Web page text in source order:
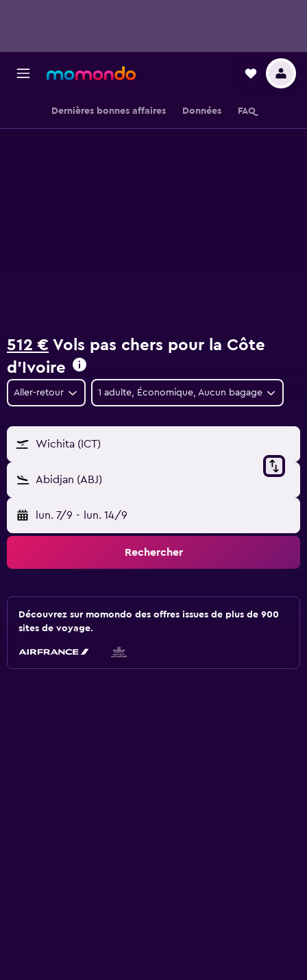
Dernières bonnes affaires Données FAQ
512 € Vols pas chers pour la Côte
d’Ivoire
Aller-retour 1 adulte, Économique, Aucun bagage
Wichita (ICT)
Abidjan (ABJ)
lun. 7/9 - lun. 14/9
Rechercher
Découvrez sur momondo des offres issues de plus de 900
sites de voyage.